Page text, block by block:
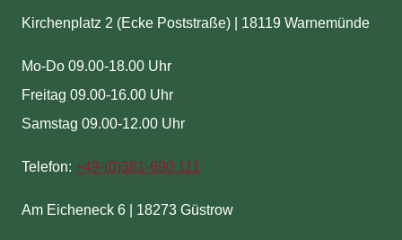
Kirchenplatz 2 (Ecke Poststraße) | 18119 Warnemünde
Mo-Do 09.00-18.00 Uhr
Freitag 09.00-16.00 Uhr
Samstag 09.00-12.00 Uhr
Telefon: +49-(0)381-690 111
Am Eicheneck 6 | 18273 Güstrow